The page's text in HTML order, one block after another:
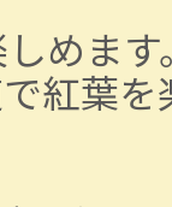
めま
紅葉